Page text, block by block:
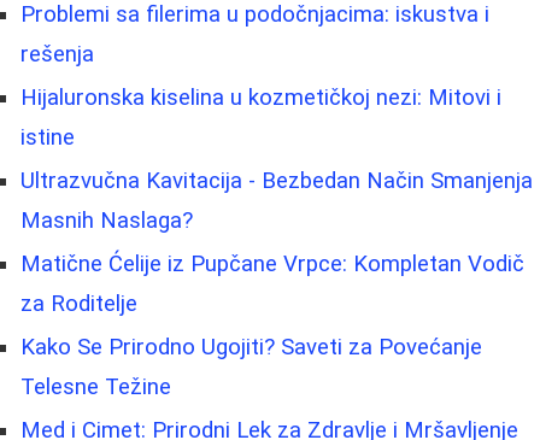
Problemi sa filerima u podočnjacima: iskustva i
rešenja
Hijaluronska kiselina u kozmetičkoj nezi: Mitovi i
istine
Ultrazvučna Kavitacija - Bezbedan Način Smanjenja
Masnih Naslaga?
Matične Ćelije iz Pupčane Vrpce: Kompletan Vodič
za Roditelje
Kako Se Prirodno Ugojiti? Saveti za Povećanje
Telesne Težine
Med i Cimet: Prirodni Lek za Zdravlje i Mršavljenje